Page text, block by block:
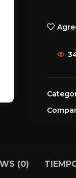
(0)